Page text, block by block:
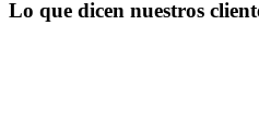
Lo que dicen nuestros